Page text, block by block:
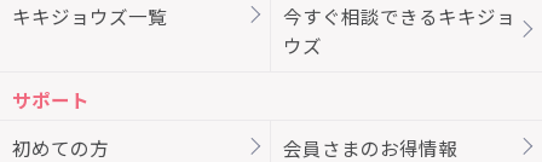
キキジョウズ一覧
今すぐ相談できるキキジョ
ウズ
サポート
初めての方
会員さまのお得情報